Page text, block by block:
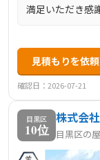
満足いただき感
見積もりを依
確認日：2026-07-21
目黒区
10位
株式会
目黒区の